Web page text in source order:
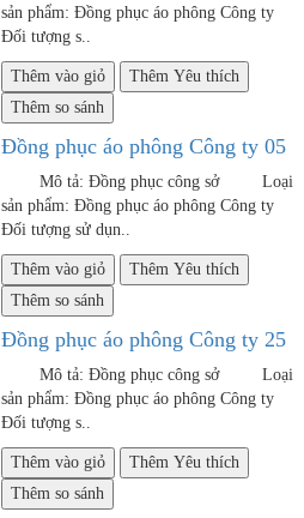
sản phẩm: Đồng phục áo phông Công ty
Đối tượng s..
Thêm vào giỏ
Thêm Yêu thích
Thêm so sánh
Đồng phục áo phông Công ty 05
Mô tả: Đồng phục công sở Loại
sản phẩm: Đồng phục áo phông Công ty
Đối tượng sử dụn..
Thêm vào giỏ
Thêm Yêu thích
Thêm so sánh
Đồng phục áo phông Công ty 25
Mô tả: Đồng phục công sở Loại
sản phẩm: Đồng phục áo phông Công ty
Đối tượng s..
Thêm vào giỏ
Thêm Yêu thích
Thêm so sánh